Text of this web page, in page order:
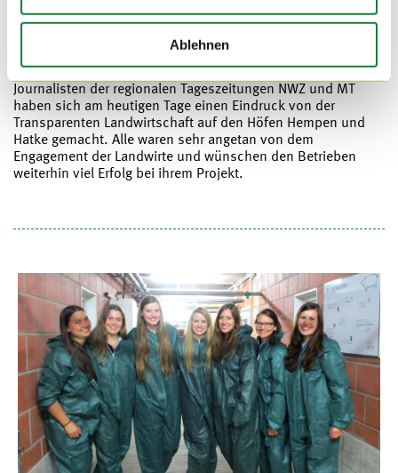
Ablehnen
Journalisten der regionalen Tageszeitungen NWZ und MT
haben sich am heutigen Tage einen Eindruck von der
Transparenten Landwirtschaft auf den Höfen Hempen und
Hatke gemacht. Alle waren sehr angetan von dem
Engagement der Landwirte und wünschen den Betrieben
weiterhin viel Erfolg bei ihrem Projekt.